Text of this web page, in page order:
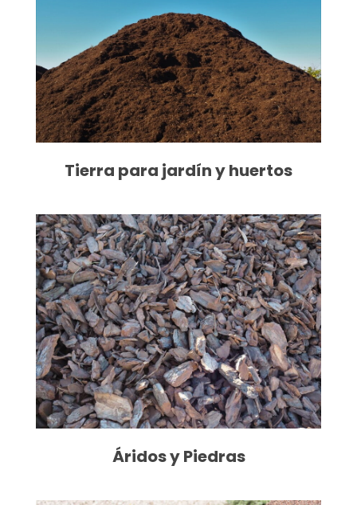
Tierra para jardín y huertos
Áridos y Piedras